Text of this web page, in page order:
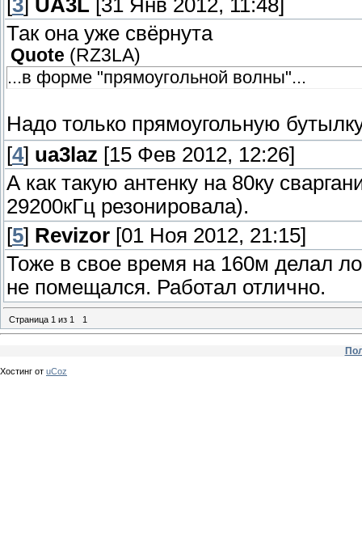
[3] UA3L [31 Янв 2012, 11:48]
Так она уже свёрнута
Quote ( RZ3LA)
...в форме "прямоугольной волны"...
Надо только прямоугольную
[4] ua3laz [15 Фев 2012, 12:26]
А как такую антенку на 80ку
29200кГц резонировала).
[5] Revizor [01 Ноя 2012, 21:15]
Тоже в свое время на 160м делал
не помещался. Работал отлично.
Страница 1 из 1 1
Хостинг от uCoz